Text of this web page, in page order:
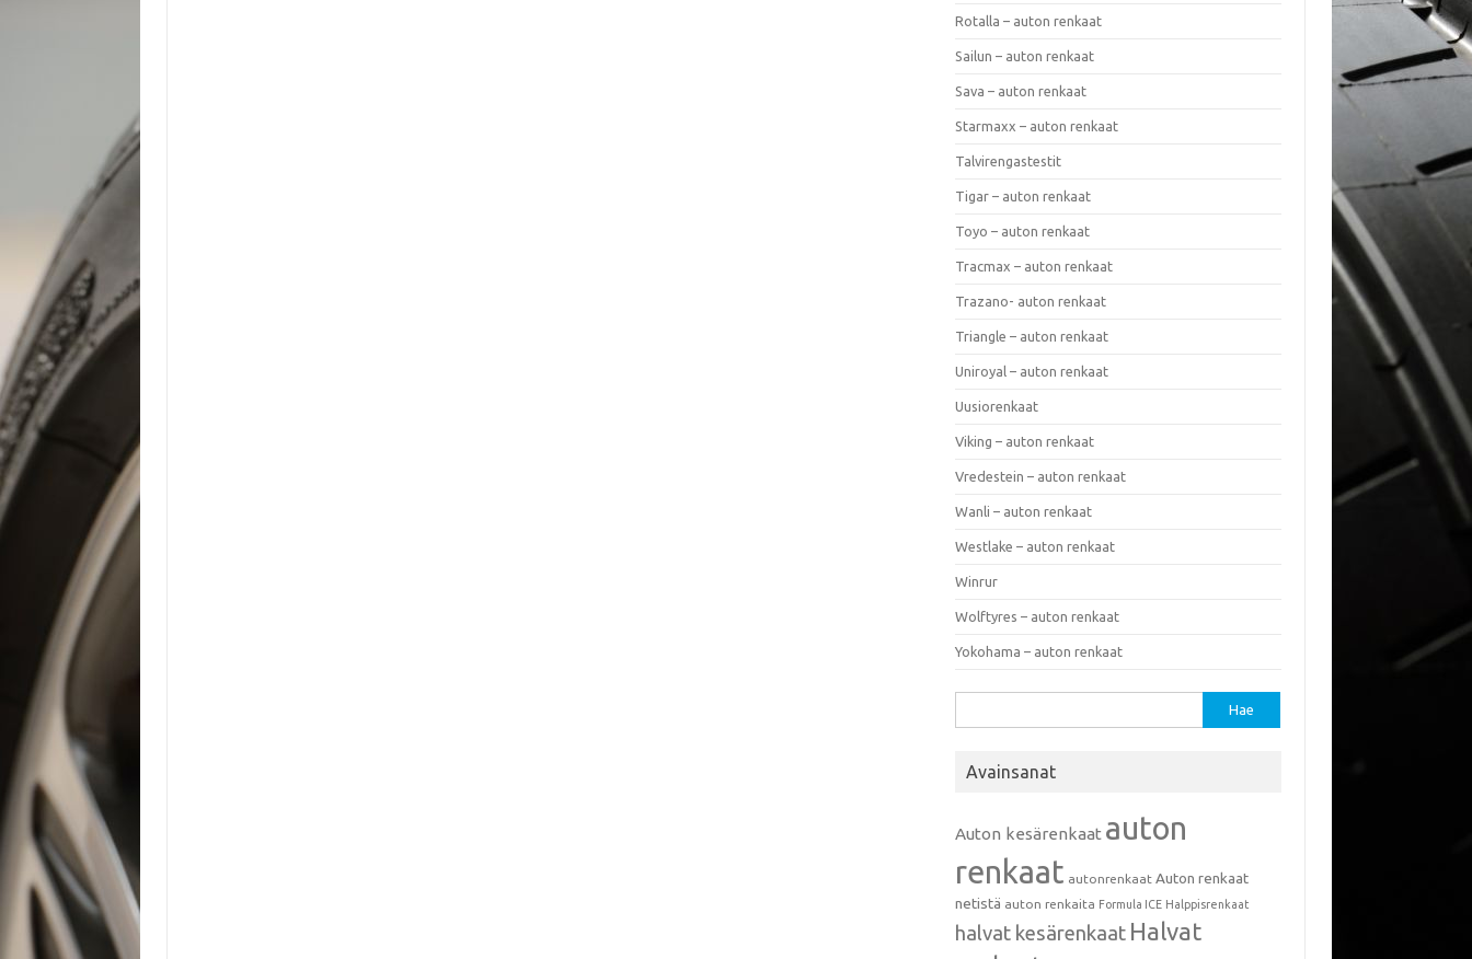
Rotalla – auton renkaat
Sailun – auton renkaat
Sava – auton renkaat
Starmaxx – auton renkaat
Talvirengastestit
Tigar – auton renkaat
Toyo – auton renkaat
Tracmax – auton renkaat
Trazano- auton renkaat
Triangle – auton renkaat
Uniroyal – auton renkaat
Uusiorenkaat
Viking – auton renkaat
Vredestein – auton renkaat
Wanli – auton renkaat
Westlake – auton renkaat
Winrur
Wolftyres – auton renkaat
Yokohama – auton renkaat
Avainsanat
Auton kesärenkaat auton
renkaat autonrenkaat Auton renkaat
netistä auton renkaita Formula ICE Halppisrenkaat
halvat kesärenkaat Halvat